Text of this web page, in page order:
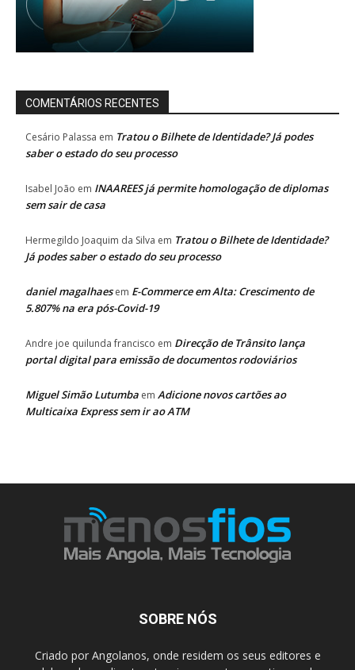
COMENTÁRIOS RECENTES
Cesário Palassa em Tratou o Bilhete de Identidade? Já podes
saber o estado do seu processo
Isabel João em INAAREES já permite homologação de diplomas
sem sair de casa
Hermegildo Joaquim da Silva em Tratou o Bilhete de Identidade?
Já podes saber o estado do seu processo
daniel magalhaesem E-Commerce em Alta: Crescimento de
5.807% na era pós-Covid-19
Andre joe quilunda francisco em Direcção de Trânsito lança
portal digital para emissão de documentos rodoviários
Miguel Simão Lutumba em Adicione novos cartões ao
Multicaixa Express sem ir ao ATM
SOBRE NÓS
Criado por Angolanos, onde residem os seus editores e